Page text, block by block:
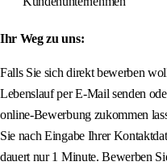
Ihr Weg zu uns:
Falls Sie sich direkt bewerben
Lebenslauf per E-Mail senden
online-Bewerbung zukommen
Sie nach Eingabe Ihrer
dauert nur 1 Minute. Bewerben